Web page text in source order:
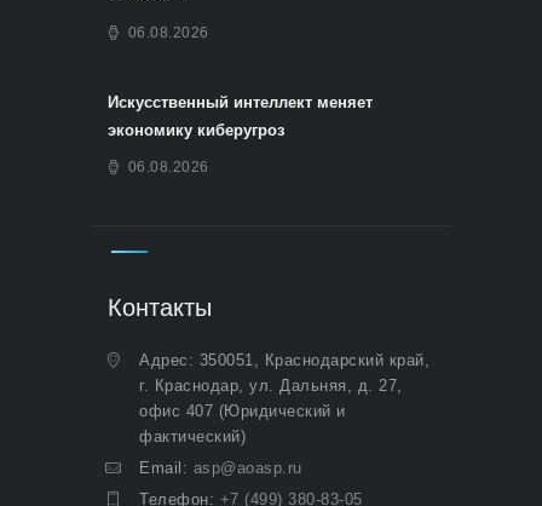
06.08.2026
Искусственный интеллект меняет
экономику киберугроз
06.08.2026
Контакты
Адрес: 350051, Краснодарский край,
г. Краснодар, ул. Дальняя, д. 27,
офис 407 (Юридический и
фактический)
Email: asp@aoasp.ru
Телефон: +7 (499) 380-83-05